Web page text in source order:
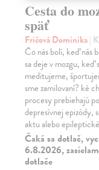
Cesta do
späť
Fričová Dominika|
Čo nás bolí, keď nás
sa deje v mozgu, keď
meditujeme,
sme zamilovaní? ké
procesy prebiehajú
depresívnej epizódy,
aktu alebo
Čaká sa dotlač,
6.8.2026,
dotlače